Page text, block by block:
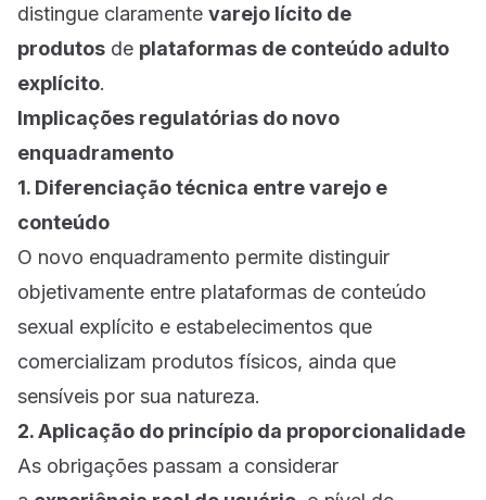
distingue claramente varejo lícito de
produtos de plataformas de conteúdo adulto
explícito.
Implicações regulatórias do novo
enquadramento
1. Diferenciação técnica entre varejo e
conteúdo
O novo enquadramento permite distinguir
objetivamente entre plataformas de conteúdo
sexual explícito e estabelecimentos que
comercializam produtos físicos, ainda que
sensíveis por sua natureza.
2. Aplicação do princípio da proporcionalidade
As obrigações passam a considerar